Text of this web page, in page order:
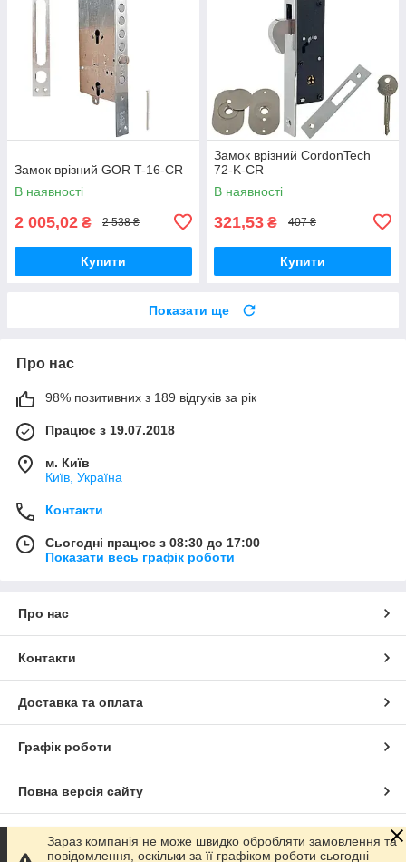
Замок врізний GOR T-16-CR
В наявності
2 005,02 ₴ 2 538 ₴
Купити
Замок врізний CordonTech
72-K-CR
В наявності
321,53 ₴ 407 ₴
Купити
Показати ще
Про нас
98% позитивних з 189 відгуків за рік
Працює з 19.07.2018
м. Київ
Київ, Україна
Контакти
Сьогодні працює з 08:30 до 17:00
Показати весь графік роботи
Про нас
Контакти
Доставка та оплата
Графік роботи
Повна версія сайту
Сайт створено на маркетплейсі Prom.ua
Зараз компанія не може швидко обробляти замовлення та
повідомлення, оскільки за її графіком роботи сьогодні